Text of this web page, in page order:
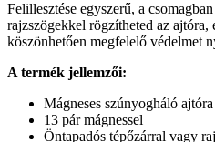
Felillesztése egyszerű, a
rajzszögekkel rögzítheted az ajtóra,
köszönhetően megfelelő védelmet
A termék jellemzői:
Mágneses szúnyogháló ajtóra
13 pár mágnessel
Öntapadós tépőzárral vagy